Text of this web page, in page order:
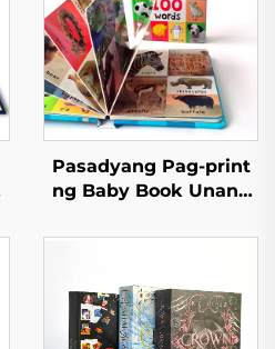
Pasadyang Pag-print
ng Baby Book Unang
Edukasyon na
Book